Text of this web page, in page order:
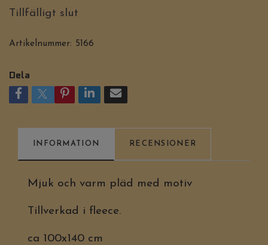
Tillfälligt slut
Artikelnummer: 5166
Dela
INFORMATION RECENSIONER
Mjuk och varm pläd med motiv
Tillverkad i fleece.
ca 100x140 cm